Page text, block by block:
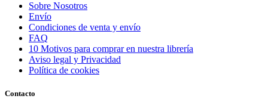
Sobre Nosotros
Envío
Condiciones de venta y envío
FAQ
10 Motivos para comprar en nuestra librería
Aviso legal y Privacidad
Política de cookies
Contacto